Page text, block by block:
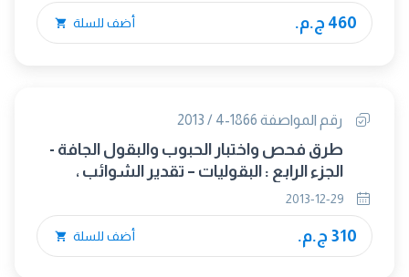
460 ج.م. أضف للسلة
رقم المواصفة 1866-4 / 2013
طرق فحص واختبار الحبوب والبقول الجافة -
الجزء الرابع : البقوليات – تقدير الشوائب ،
الحجم ، الروائح الغريبة ، الحشرات والصنف
والنوع
310 ج.م. أضف للسلة